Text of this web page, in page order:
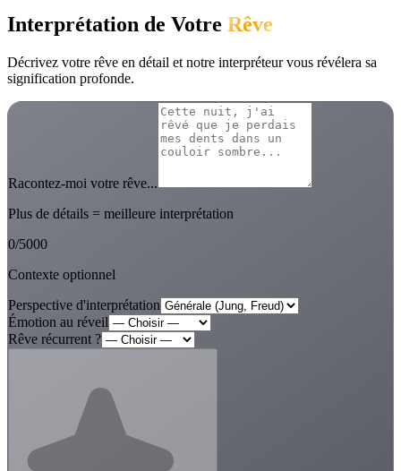
Interprétation de Votre Rêve
Décrivez votre rêve en détail et notre interpréteur vous révélera sa
signification profonde.
Racontez-moi votre rêve...
Plus de détails = meilleure interprétation
0/5000
Contexte optionnel
Perspective d'interprétation
Émotion au réveil
Rêve récurrent ?